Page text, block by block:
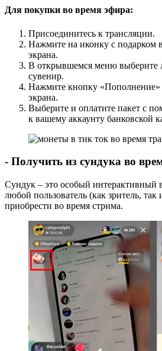
Для покупки во время эфира:
Присоединитесь к трансляции.
Нажмите на иконку с подарком
экрана.
В открывшемся меню выберите
сувенир.
Нажмите кнопку
экрана.
Выберите и оплатите пакет с
к вашему аккаунту банковской
- Получить из сундука во
Сундук – это особый интерактивный
любой пользователь (как зритель,
приобрести во время стрима.